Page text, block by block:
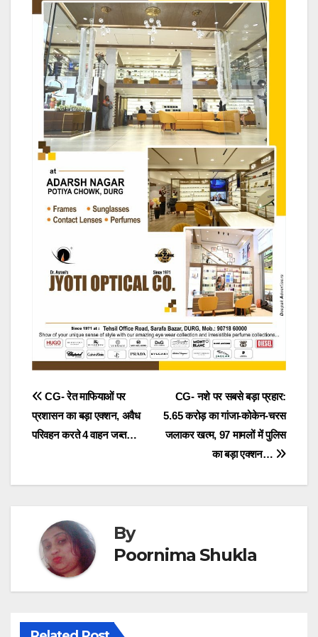
Post
navigation
CG- नशे पर सबसे बड़ा प्रहार:
5.65 करोड़ का गांजा-कोकेन-चरस
जलाकर खत्म, 97 मामलों में पुलिस
का बड़ा एक्शन…
CG- रेत माफियाओं पर
प्रशासन का बड़ा एक्शन, अवैध
परिवहन करते 4 वाहन जब्त…
By
Poornima Shukla